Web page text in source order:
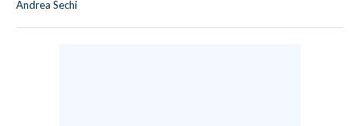
Andrea Sechi